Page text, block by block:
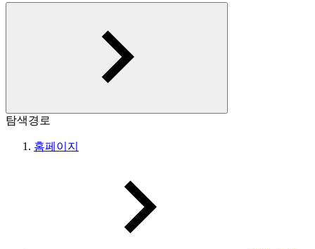
탐색경로
홈페이지